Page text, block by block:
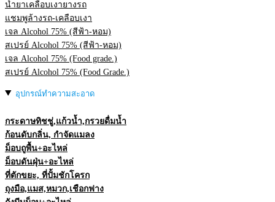
น้ำยาเคลือบเงายางรถ
แชมพูล้างรถ-เคลือบเงา
เจล Alcohol 75% (สีฟ้า-หอม)
สเปรย์ Alcohol 75% (สีฟ้า-หอม)
เจล Alcohol 75% (Food grade.)
สเปรย์ Alcohol 75% (Food Grade.)
อุปกรณ์ทำความสะอาด
กระดาษทิชชู่,แก้วน้ำ,กรวยดื่มน้ำ
ก้อนดับกลิ่น, กำจัดแมลง
ม็อบถูพื้น+อะไหล่
ม็อบดันฝุ่น+อะไหล่
ที่ตักขยะ, ที่ปั้มชักโครก
ถุงมือ,แมส,หมวก,เชือกฟาง